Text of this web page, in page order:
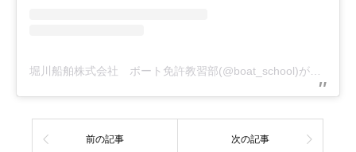
前の記事 次の記事